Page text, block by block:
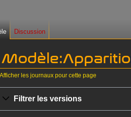
Afficher les journaux pour cette page
Filtrer les versions
Discussion